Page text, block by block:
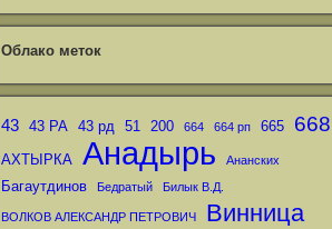
Облако меток
43 43 РА 43 рд 51 200 664 664 рп 665 668
АХТЫРКА Анадырь Ананских
Багаутдинов Бедратый Билык В.Д.
ВОЛКОВ АЛЕКСАНДР ПЕТРОВИЧ Винница